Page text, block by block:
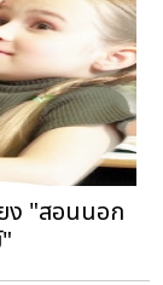
ง "สอนนอก